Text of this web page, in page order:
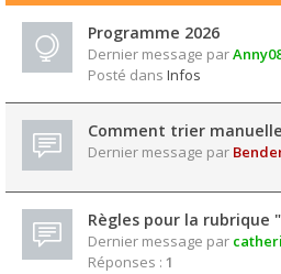
Programme 2026
Dernier message par
Posté dans Infos
Comment trier
Dernier message par
Règles pour la rubrique
Dernier message par
Réponses : 1